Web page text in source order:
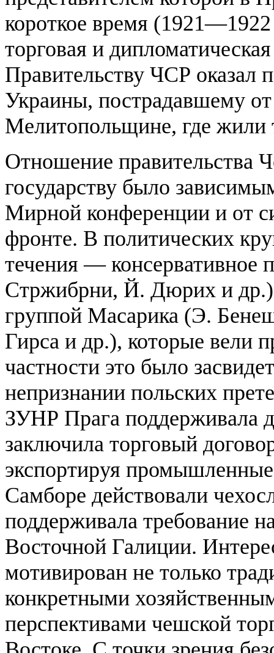
короткое время (1921—1922
торговая и
Правительству ЧСР
Украины, пострадавшему
Мелитопольщине, где жили
Отношение правительства
государству было
Мирной конференции и от
фронте. В политических
течения —
Стржибрни, Й. Дюрих и др.)
группой Масарика (Э.
Гирса и др.), которые вели
частности это было
непризнании польских
ЗУНР Прага поддерживала
заключила торговый
экспортируя
Самборе действовали
поддерживала требование
Восточной Галиции.
мотивирован не только
конкретными
перспективами чешской